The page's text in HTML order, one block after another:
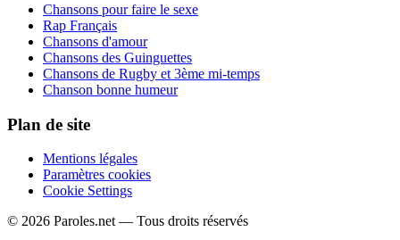
Chansons pour faire le sexe
Rap Français
Chansons d'amour
Chansons des Guinguettes
Chansons de Rugby et 3ème mi-temps
Chanson bonne humeur
Plan de site
Mentions légales
Paramètres cookies
Cookie Settings
© 2026 Paroles.net — Tous droits réservés